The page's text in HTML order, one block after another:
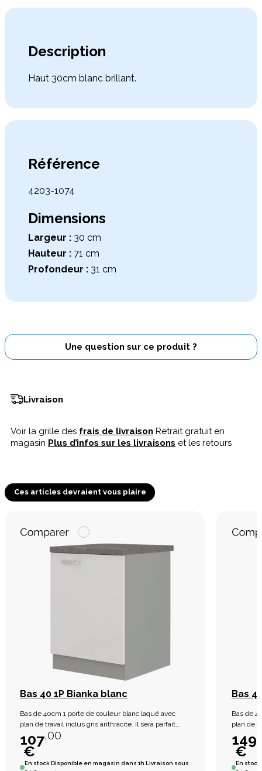
Description
Haut 30cm blanc brillant.
Référence
4203-1074
Dimensions
Largeur : 30 cm
Hauteur : 71 cm
Profondeur : 31 cm
Une question sur ce produit ?
Livraison
Voir la grille des frais de livraison Retrait gratuit en
magasin Plus d’infos sur les livraisons et les retours
Ces articles devraient vous plaire
Bas 40 1P Bianka blanc
Bas de 40cm 1 porte de couleur blanc laqué avec
plan de travail inclus gris anthracite. Il sera parfait
107,00
€
En stockDisponible en magasin dans 1h Livraison sous
Bas
Bas de
plan de
dans
149
€
En stock